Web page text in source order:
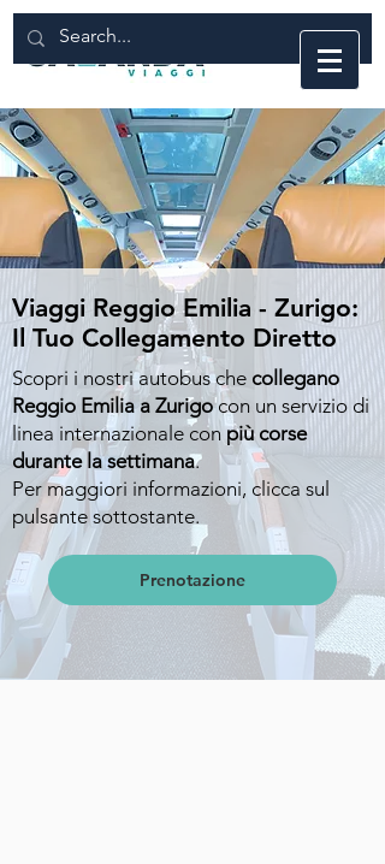
Viaggi Reggio Emilia - Zurigo:
Il Tuo Collegamento Diretto
Scopri i nostri autobus che collegano
Reggio Emilia a Zurigocon un servizio di
linea internazionale conpiù corse
durante la settimana.
Per maggiori informazioni, clicca sul
pulsante sottostante.
Prenotazione